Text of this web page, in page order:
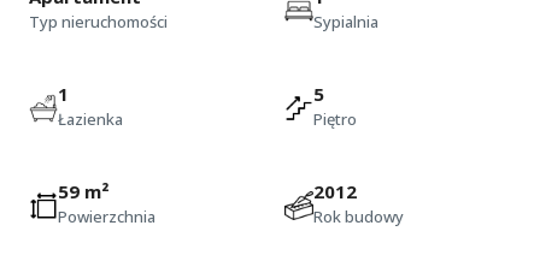
Typ nieruchomości Sypialnia
1
Łazienka
5
Piętro
59 m²
Powierzchnia
2012
Rok budowy